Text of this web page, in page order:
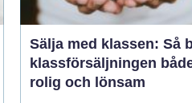
Sälja med klassen: Så
klassförsäljningen
rolig och lönsam